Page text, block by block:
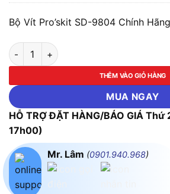
Bộ Vít Pro’skit SD-9804 Chính
Bộ Vít Pro'skit SD-9804 số lượng
THÊM VÀO GIỎ HÀNG
MUA NGAY
HỖ TRỢ ĐẶT HÀNG/BÁO GIÁ
17h00)
Mr. Lâm (0901.940.968)